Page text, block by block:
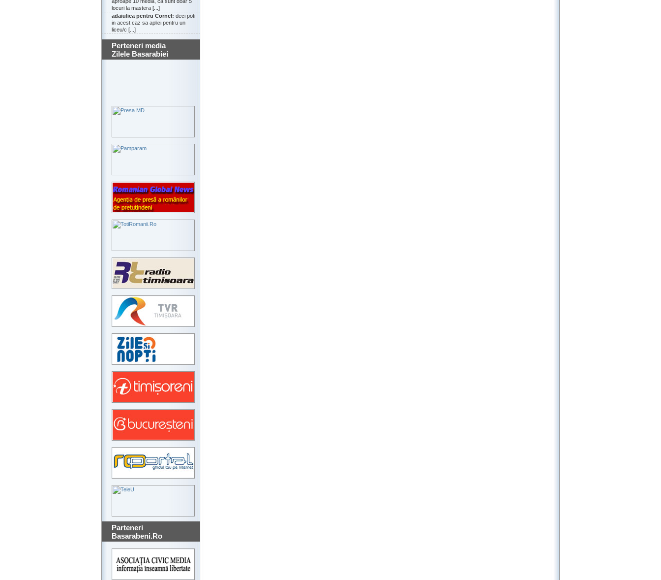
locuri la mastera [...]
adaiulica pentru Cornel: deci poti
in acest caz sa aplici pentru un
liceu/c [...]
Perteneri media
Zilele Basarabiei
Parteneri
Basarabeni.Ro